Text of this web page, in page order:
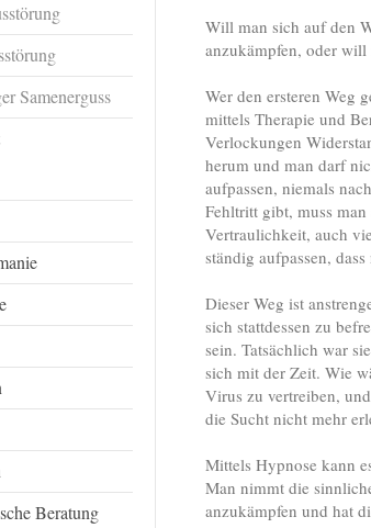
Samenerguss
Beratung
Will man sich auf den
anzukämpfen, oder will
Wer den ersteren Weg
mittels Therapie und
Verlockungen
herum und man darf
aufpassen, niemals
Fehltritt gibt, muss
Vertraulichkeit, auch
ständig aufpassen,
Dieser Weg ist
sich stattdessen zu
sein. Tatsächlich war
sich mit der Zeit. Wie
Virus zu vertreiben,
die Sucht nicht mehr
Mittels Hypnose kann
Man nimmt die
anzukämpfen und hat